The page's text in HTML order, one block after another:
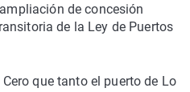
de concesión
de la Ley de Puertos
que tanto el puerto de Lo